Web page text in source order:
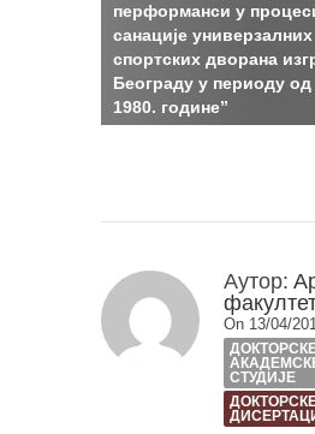
перформанси у
санације универзалних
спортских дворана
Београду у периоду од
1980. године”
Аутор:
On 13/04/
СТУДИЈЕ